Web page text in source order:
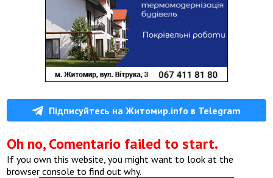
Підписуйтесь на Житомир.info в Telegram
Oh no, Comentario failed to start.
If you own this website, you might want to look at the
browser console to find out why.